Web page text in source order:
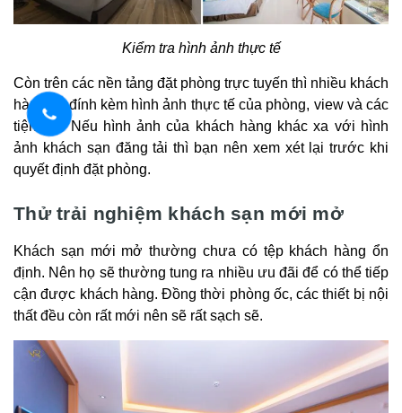
Kiểm tra hình ảnh thực tế
Còn trên các nền tảng đặt phòng trực tuyến thì nhiều khách
hàng sẽ đính kèm hình ảnh thực tế của phòng, view và các
tiện ích. Nếu hình ảnh của khách hàng khác xa với hình
ảnh khách sạn đăng tải thì bạn nên xem xét lại trước khi
quyết định đặt phòng.
Thử trải nghiệm khách sạn mới mở
Khách sạn mới mở thường chưa có tệp khách hàng ổn
định. Nên họ sẽ thường tung ra nhiều ưu đãi để có thể tiếp
cận được khách hàng. Đồng thời phòng ốc, các thiết bị nội
thất đều còn rất mới nên sẽ rất sạch sẽ.